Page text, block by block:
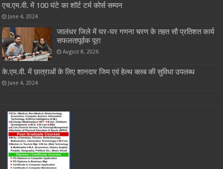
एच.एम.वी. में 100 घंटे का शॉर्ट टर्म कोर्स सम्पन
June 4, 2024
जालंधर जिले में घर-घर गणना चरण के तहत सौ प्रतिशत कार्य
सफलतापूर्वक पूरा
August 8, 2026
के.एम.वी. में छात्राओं के लिए शानदार जिम एवं हेल्थ क्लब की सुविधा उपलब्ध
June 4, 2024